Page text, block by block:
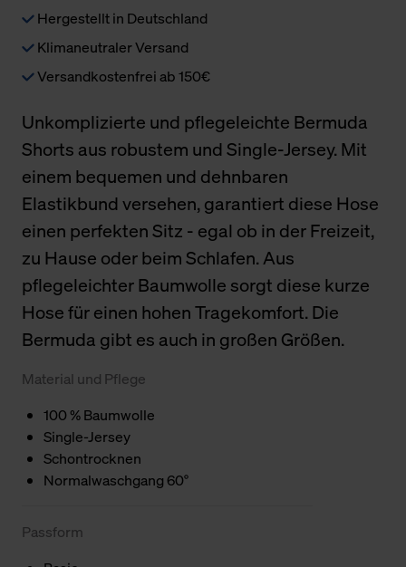
Hergestellt in Deutschland
Klimaneutraler Versand
Versandkostenfrei ab 150€
Unkomplizierte und pflegeleichte Bermuda
Shorts aus robustem und Single-Jersey. Mit
einem bequemen und dehnbaren
Elastikbund versehen, garantiert diese Hose
einen perfekten Sitz - egal ob in der Freizeit,
zu Hause oder beim Schlafen. Aus
pflegeleichter Baumwolle sorgt diese kurze
Hose für einen hohen Tragekomfort. Die
Bermuda gibt es auch in großen Größen.
Material und Pflege
100 % Baumwolle
Single-Jersey
Schontrocknen
Normalwaschgang 60°
Passform